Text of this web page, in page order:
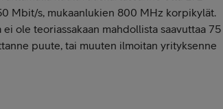
Mbit/s, mukaanlukien 800 MHz korpikylät.
ole teoriassakaan mahdollista saavuttaa 75
puute, tai muuten ilmoitan yrityksenne